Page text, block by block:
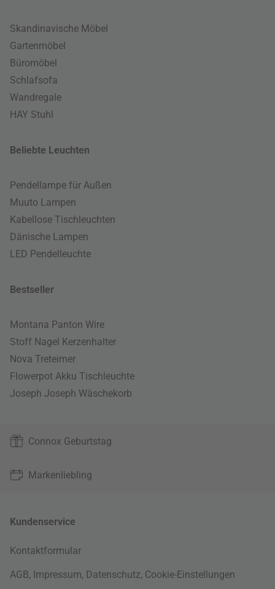
Skandinavische Möbel
Gartenmöbel
Büromöbel
Schlafsofa
Wandregale
HAY Stuhl
Beliebte Leuchten
Pendellampe für Außen
Muuto Lampen
Kabellose Tischleuchten
Dänische Lampen
LED Pendelleuchte
Bestseller
Montana Panton Wire
Stoff Nagel Kerzenhalter
Nova Treteimer
Flowerpot Akku Tischleuchte
Joseph Joseph Wäschekorb
Connox Geburtstag
Markenliebling
Kundenservice
Kontaktformular
AGB, Impressum, Datenschutz, Cookie-Einstellungen